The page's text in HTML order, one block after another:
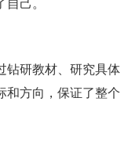
己。
钻研教材、研究具体
和方向，保证了整个